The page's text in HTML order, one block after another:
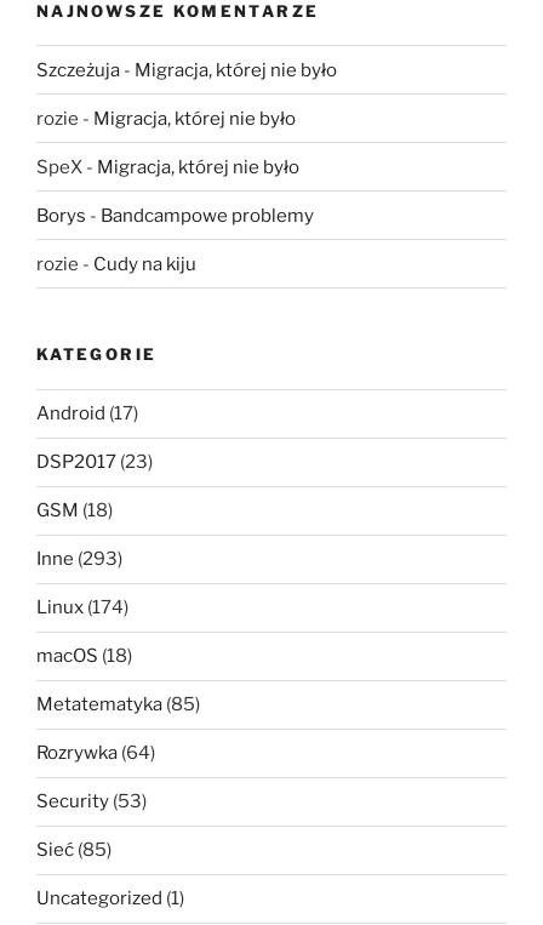
NAJNOWSZE KOMENTARZE
Szczeżuja - Migracja, której nie było
rozie - Migracja, której nie było
SpeX - Migracja, której nie było
Borys - Bandcampowe problemy
rozie - Cudy na kiju
KATEGORIE
Android (17)
DSP2017 (23)
GSM (18)
Inne (293)
Linux (174)
macOS (18)
Metatematyka (85)
Rozrywka (64)
Security (53)
Sieć (85)
Uncategorized (1)